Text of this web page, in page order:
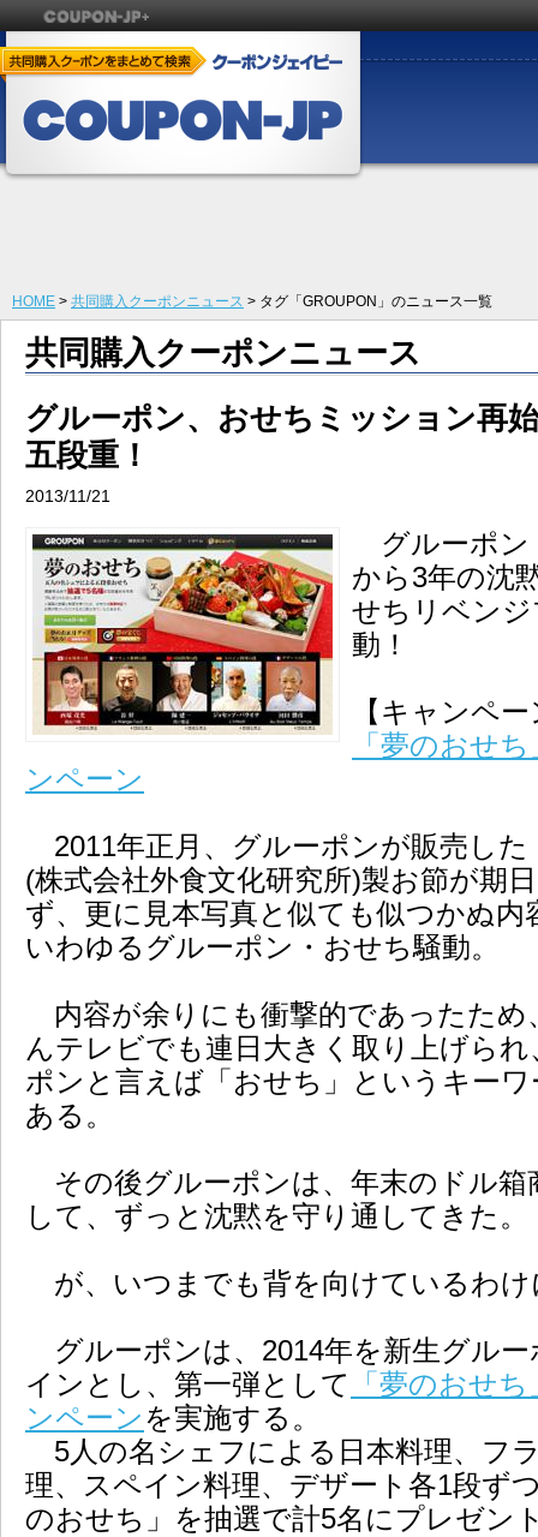
HOME > 共同購入クーポンニュース > タグ「GROUPON」のニュース一覧
共同購入クーポンニュース
グルーポン、おせちミッション再
五段重！
2013/11/21
グルーポン
から3年の沈
せちリベン
動！
【キャンペ
「夢のおせ
ンペーン
2011年正月、グルーポンが販売した
(株式会社外食文化研究所)製お節が期
ず、更に見本写真と似ても似つかぬ
いわゆるグルーポン・おせち騒動。
内容が余りにも衝撃的であったため
んテレビでも連日大きく取り上げら
ポンと言えば「おせち」というキー
ある。
その後グルーポンは、年末のドル箱
して、ずっと沈黙を守り通してきた。
が、いつまでも背を向けているわけ
グルーポンは、2014年を新生グル
インとし、第一弾として
「夢のおせ
ンペーンを実施する。
5人の名シェフによる日本料理、フ
理、スペイン料理、デザート各1段ず
のおせち」を抽選で計5名にプレゼン